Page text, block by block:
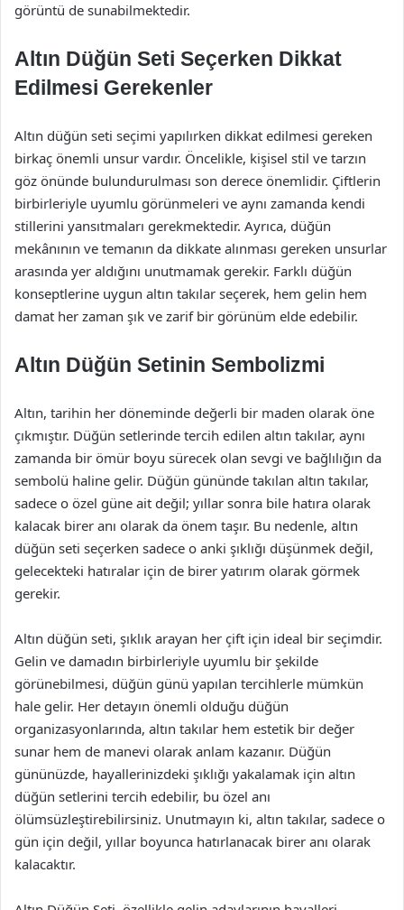
görüntü de sunabilmektedir.
Altın Düğün Seti Seçerken Dikkat
Edilmesi Gerekenler
Altın düğün seti seçimi yapılırken dikkat edilmesi gereken
birkaç önemli unsur vardır. Öncelikle, kişisel stil ve tarzın
göz önünde bulundurulması son derece önemlidir. Çiftlerin
birbirleriyle uyumlu görünmeleri ve aynı zamanda kendi
stillerini yansıtmaları gerekmektedir. Ayrıca, düğün
mekânının ve temanın da dikkate alınması gereken unsurlar
arasında yer aldığını unutmamak gerekir. Farklı düğün
konseptlerine uygun altın takılar seçerek, hem gelin hem
damat her zaman şık ve zarif bir görünüm elde edebilir.
Altın Düğün Setinin Sembolizmi
Altın, tarihin her döneminde değerli bir maden olarak öne
çıkmıştır. Düğün setlerinde tercih edilen altın takılar, aynı
zamanda bir ömür boyu sürecek olan sevgi ve bağlılığın da
sembolü haline gelir. Düğün gününde takılan altın takılar,
sadece o özel güne ait değil; yıllar sonra bile hatıra olarak
kalacak birer anı olarak da önem taşır. Bu nedenle, altın
düğün seti seçerken sadece o anki şıklığı düşünmek değil,
gelecekteki hatıralar için de birer yatırım olarak görmek
gerekir.
Altın düğün seti, şıklık arayan her çift için ideal bir seçimdir.
Gelin ve damadın birbirleriyle uyumlu bir şekilde
görünebilmesi, düğün günü yapılan tercihlerle mümkün
hale gelir. Her detayın önemli olduğu düğün
organizasyonlarında, altın takılar hem estetik bir değer
sunar hem de manevi olarak anlam kazanır. Düğün
gününüzde, hayallerinizdeki şıklığı yakalamak için altın
düğün setlerini tercih edebilir, bu özel anı
ölümsüzleştirebilirsiniz. Unutmayın ki, altın takılar, sadece o
gün için değil, yıllar boyunca hatırlanacak birer anı olarak
kalacaktır.